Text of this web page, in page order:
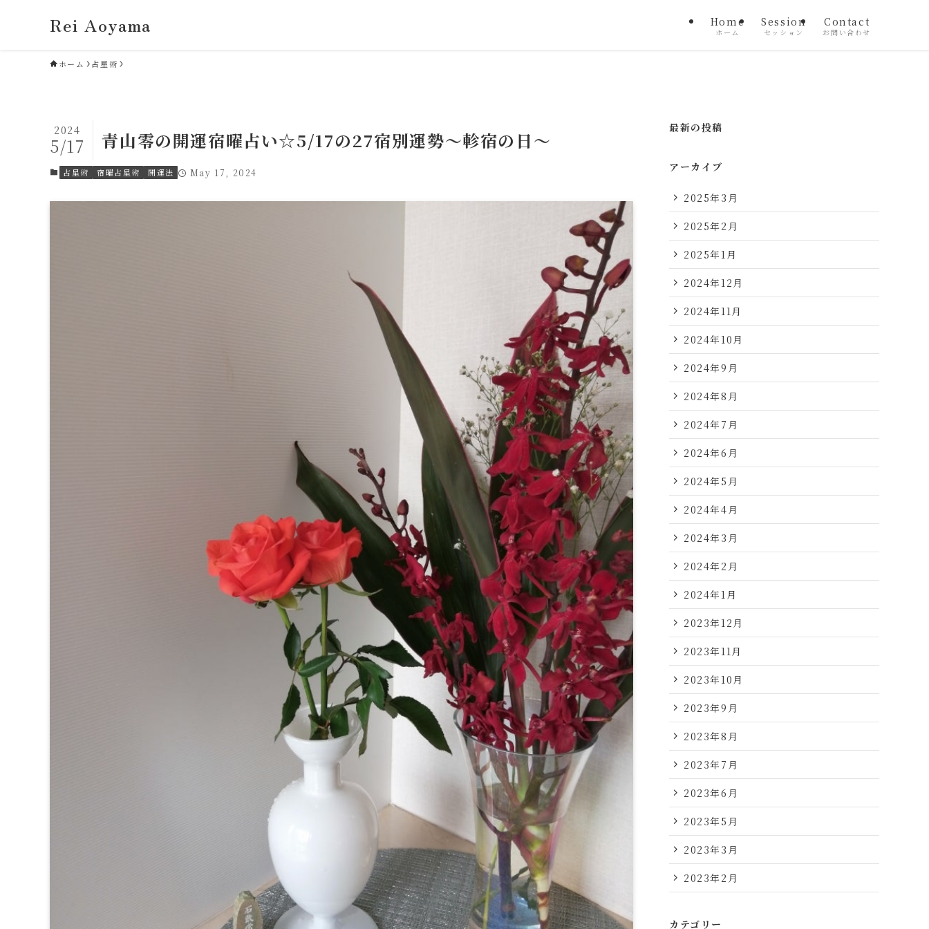
Rei Aoyama Home
ホーム
Session
セッション
Contact
お問い合わせ
ホーム 占星術
青山零の開運宿曜占い☆5/17の27宿別運勢～軫宿の日～
2024
5/17
占星術 宿曜占星術 開運法 May 17, 2024
最新の投稿
アーカイブ
2025年3月
2025年2月
2025年1月
2024年12月
2024年11月
2024年10月
2024年9月
2024年8月
2024年7月
2024年6月
2024年5月
2024年4月
2024年3月
2024年2月
2024年1月
2023年12月
2023年11月
2023年10月
2023年9月
2023年8月
2023年7月
2023年6月
2023年5月
2023年3月
2023年2月
カテゴリー